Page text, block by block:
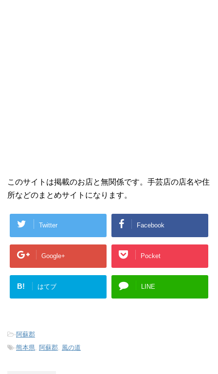
このサイトは掲載のお店と無関係です。手芸店の店名や住
所などのまとめサイトになります。
Twitter Facebook
Google+ Pocket
B! はてブ LINE
-阿蘇郡
-熊本県 阿蘇郡 風の道